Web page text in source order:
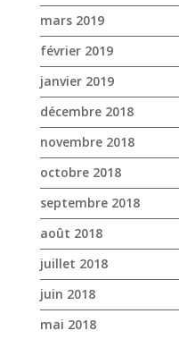
mars 2019
février 2019
janvier 2019
décembre 2018
novembre 2018
octobre 2018
septembre 2018
août 2018
juillet 2018
juin 2018
mai 2018